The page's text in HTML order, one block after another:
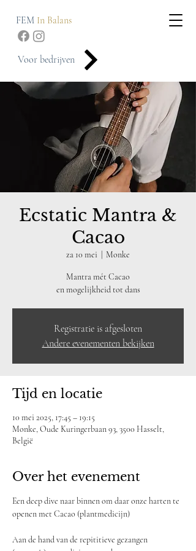
FEM In Balans
Voor bedrijven
Ecstatic Mantra &
Cacao
za 10 mei Monke
Mantra mét Cacao
en mogelijkheid tot dans
Registratie is afgesloten
Andere evenementen bekijken
Tijd en locatie
10 mei 2025, 17:45 – 19:15
Monke, Oude Kuringerbaan 93, 3500 Hasselt,
België
Over het evenement
Een deep dive naar binnen om daar onze harten te
openen met Cacao (plantmedicijn)
Aan de hand van de repititieve gezangen